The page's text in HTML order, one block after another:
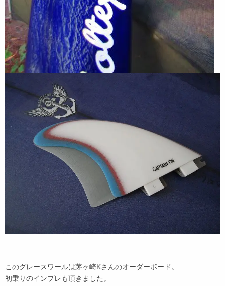
このグレースワールは茅ヶ崎Kさんのオーダーボード。
初乗りのインプレも頂きました。